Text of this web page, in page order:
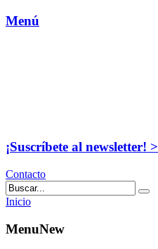
Menú
¡Suscríbete al newsletter! >
Contacto
Inicio
MenuNew